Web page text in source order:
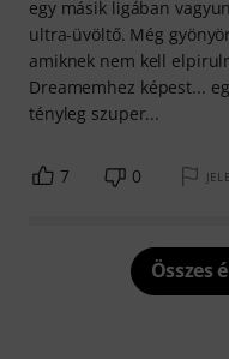
egy másik ligában
ultra-üvöltő. Még
amiknek nem kell
Dreamemhez képest...
tényleg szuper...
7 0
Összes